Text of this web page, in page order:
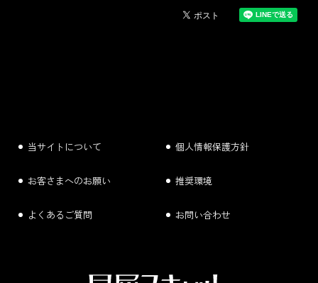
当サイトについて 個人情報保護方針
お客さまへのお願い 推奨環境
よくあるご質問 お問い合わせ